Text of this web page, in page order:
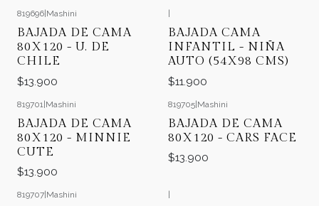
819696 Mashini
BAJADA DE CAMA
80X120 - U. DE
CHILE
$13.900
BAJADA CAMA
INFANTIL - NIÑA
AUTO (54X98 CMS)
$11.900
819701 |Mashini
BAJADA DE CAMA
80X120 - MINNIE
CUTE
$13.900
819705|Mashini
BAJADA DE CAMA
80X120 - CARS FACE
$13.900
819707 Mashini